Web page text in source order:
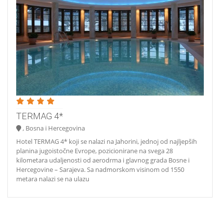
TERMAG 4*
, Bosna i Hercegovina
Hotel TERMAG 4* koji se nalazi na Jahorini, jednoj od najljepših
planina jugoistočne Evrope, pozicionirane na svega 28
kilometara udaljenosti od aerodrma i glavnog grada Bosne i
Hercegovine – Sarajeva. Sa nadmorskom visinom od 1550
metara nalazi se na ulazu